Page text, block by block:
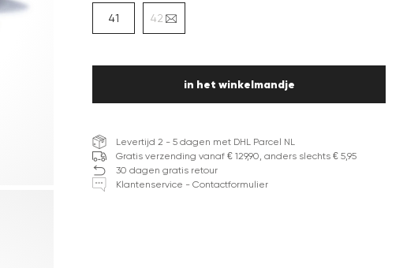
41 42
in het winkelmandje
Levertijd 2 - 5 dagen met DHL Parcel NL
Gratis verzending vanaf € 129,90, anders slechts € 5,95
30 dagen gratis retour
Klantenservice - Contactformulier